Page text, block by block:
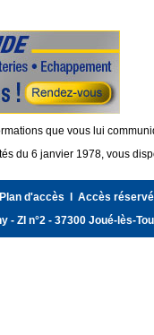
que vous lui
du 6 janvier 1978, vous
Plan d'accès
Accès réservé
- ZI n°2 - 37300 Joué-lès-